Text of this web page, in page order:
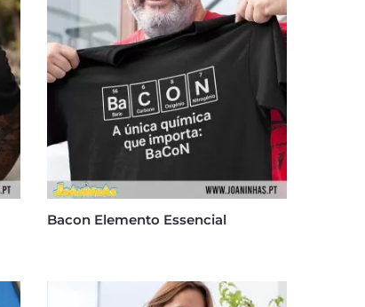
Bacon Elemento Essencial